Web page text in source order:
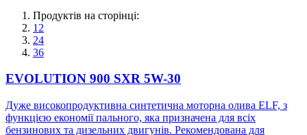
Продуктів на сторінці:
12
24
36
EVOLUTION 900 SXR 5W-30
Дуже високопродуктивна синтетична моторна олива ELF, з
функцією економії пального, яка призначена для всіх
бензинових та дизельних двигунів. Рекомендована для